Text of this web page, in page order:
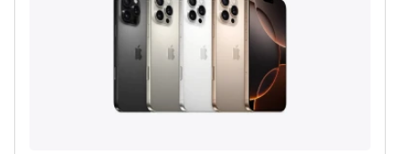
คะแนนทดสอบประสิทธิภาพการใช้งาน